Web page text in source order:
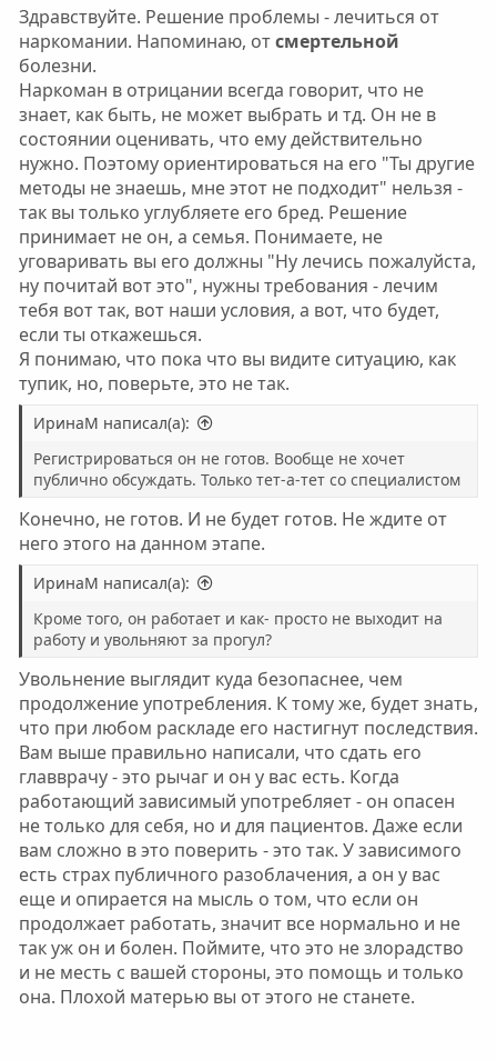
Здравствуйте. Решение проблемы - лечиться от
наркомании. Напоминаю, отсмертельной
болезни.
Наркоман в отрицании всегда говорит, что не
знает, как быть, не может выбрать и тд. Он не в
состоянии оценивать, что ему действительно
нужно. Поэтому ориентироваться на его "Ты другие
методы не знаешь, мне этот не подходит" нельзя -
так вы только углубляете его бред. Решение
принимает не он, а семья. Понимаете, не
уговаривать вы его должны "Ну лечись пожалуйста,
ну почитай вот это", нужны требования - лечим
тебя вот так, вот наши условия, а вот, что будет,
если ты откажешься.
Я понимаю, что пока что вы видите ситуацию, как
тупик, но, поверьте, это не так.
ИринаМ написал(а):
Регистрироваться он не готов. Вообще не хочет
публично обсуждать. Только тет-а-тет со специалистом
Конечно, не готов. И не будет готов. Не ждите от
него этого на данном этапе.
ИринаМ написал(а):
Кроме того, он работает и как- просто не выходит на
работу и увольняют за прогул?
Увольнение выглядит куда безопаснее, чем
продолжение употребления. К тому же, будет знать,
что при любом раскладе его настигнут последствия.
Вам выше правильно написали, что сдать его
главврачу - это рычаг и он у вас есть. Когда
работающий зависимый употребляет - он опасен
не только для себя, но и для пациентов. Даже если
вам сложно в это поверить - это так. У зависимого
есть страх публичного разоблачения, а он у вас
еще и опирается на мысль о том, что если он
продолжает работать, значит все нормально и не
так уж он и болен. Поймите, что это не злорадство
и не месть с вашей стороны, это помощь и только
она. Плохой матерью вы от этого не станете.